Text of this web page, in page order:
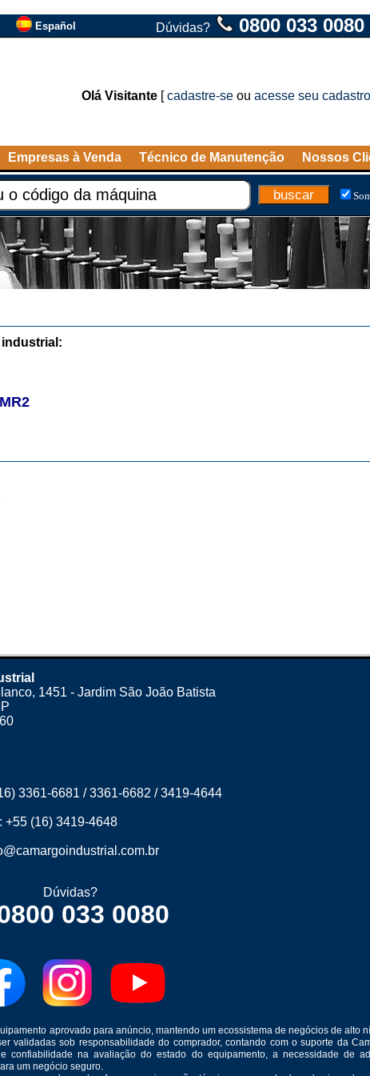
Español Dúvidas? 0800 033 0080
Olá Visitante [cadastre-se ou acesse seu cadastro
Empresas à Venda Técnico de Manutenção Nossos
industrial:
1451 - Jardim São João Batista
3361-6681 /3361-6682 /3419-4644
+55 (16) 3419-4648
Dúvidas?
033 0080
aprovado para anúncio, mantendo um ecossistema de negócios de alto
validadas sob responsabilidade do comprador, contando com o suporte da
confiabilidade na avaliação do estado do equipamento, a necessidade de
um negócio seguro.